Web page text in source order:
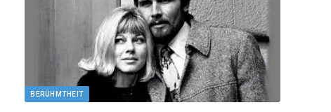
BERÜHMTHEIT